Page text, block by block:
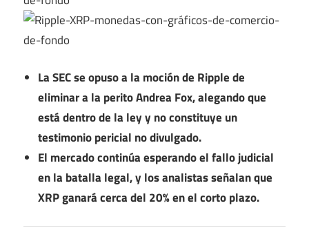
La SEC se opuso a la moción de Ripple de
eliminar a la perito Andrea Fox, alegando que
está dentro de la ley y no constituye un
testimonio pericial no divulgado.
El mercado continúa esperando el fallo judicial
en la batalla legal, y los analistas señalan que
XRP ganará cerca del 20% en el corto plazo.